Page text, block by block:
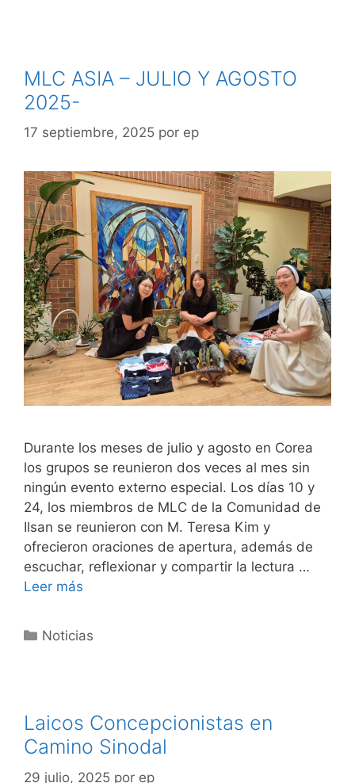
MLC ASIA – JULIO Y AGOSTO
2025-
17 septiembre, 2025 por ep
Durante los meses de julio y agosto en Corea
los grupos se reunieron dos veces al mes sin
ningún evento externo especial. Los días 10 y
24, los miembros de MLC de la Comunidad de
Ilsan se reunieron con M. Teresa Kim y
ofrecieron oraciones de apertura, además de
escuchar, reflexionar y compartir la lectura …
Leer más
Noticias
Laicos Concepcionistas en
Camino Sinodal
29 julio, 2025 por ep